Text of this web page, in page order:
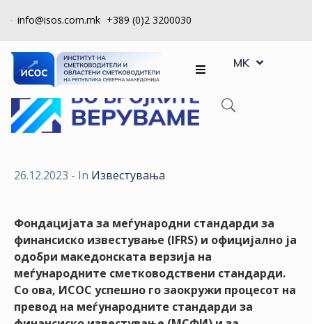
info@isos.com.mk +389 (0)2 3200030
ЗА
НАС
РЕГИСТРИ
КОНТРОЛА
КАКО
ДА
СТАНАМ
ЧЛЕН
НАСТАНИ
MK
SQ
26.12.2023 - In Известувања
Фондацијата за меѓународни стандарди за
финансиско известување (IFRS) и официјално ја
одобри македонската верзија на
меѓународните сметководствени стандарди.
Со ова, ИСОС успешно го заокружи процесот на
превод на меѓународните стандарди за